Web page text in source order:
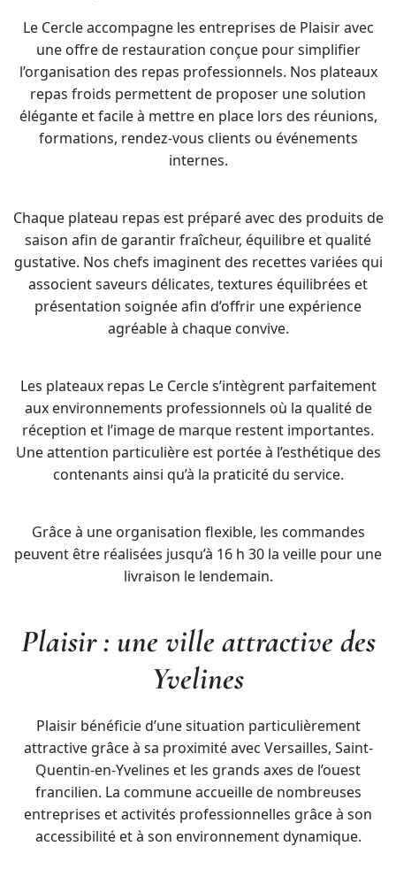
Le Cercle accompagne les entreprises de Plaisir avec
une offre de restauration conçue pour simplifier
l’organisation des repas professionnels. Nos plateaux
repas froids permettent de proposer une solution
élégante et facile à mettre en place lors des réunions,
formations, rendez-vous clients ou événements
internes.
Chaque plateau repas est préparé avec des produits de
saison afin de garantir fraîcheur, équilibre et qualité
gustative. Nos chefs imaginent des recettes variées qui
associent saveurs délicates, textures équilibrées et
présentation soignée afin d’offrir une expérience
agréable à chaque convive.
Les plateaux repas Le Cercle s’intègrent parfaitement
aux environnements professionnels où la qualité de
réception et l’image de marque restent importantes.
Une attention particulière est portée à l’esthétique des
contenants ainsi qu’à la praticité du service.
Grâce à une organisation flexible, les commandes
peuvent être réalisées jusqu’à 16 h 30 la veille pour une
livraison le lendemain.
Plaisir : une ville attractive des
Yvelines
Plaisir bénéficie d’une situation particulièrement
attractive grâce à sa proximité avec Versailles, Saint-
Quentin-en-Yvelines et les grands axes de l’ouest
francilien. La commune accueille de nombreuses
entreprises et activités professionnelles grâce à son
accessibilité et à son environnement dynamique.